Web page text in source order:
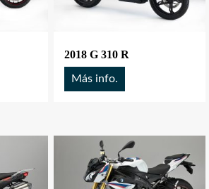
2018 G 310 R
Más info.